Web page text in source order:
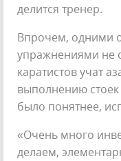
делится тренер.
Впрочем, одними
упражнениями не
каратистов учат
выполнению
было понятнее,
«Очень много
делаем,